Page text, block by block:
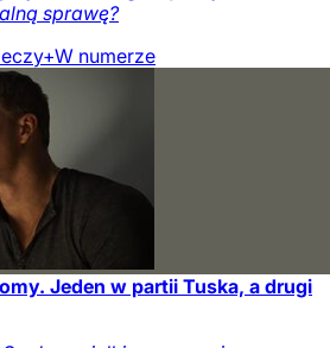
sprawę?
W numerze
Jeden w partii Tuska, a drugi